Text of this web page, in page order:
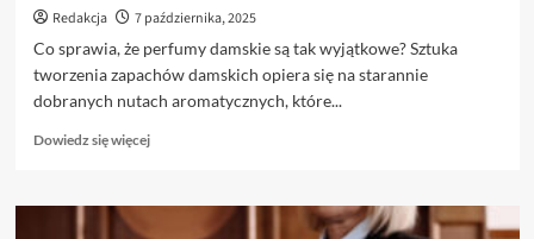
Redakcja
7 października, 2025
Co sprawia, że perfumy damskie są tak wyjątkowe? Sztuka
tworzenia zapachów damskich opiera się na starannie
dobranych nutach aromatycznych, które...
Dowiedz się więcejDowiedz
o
Najładniejsze